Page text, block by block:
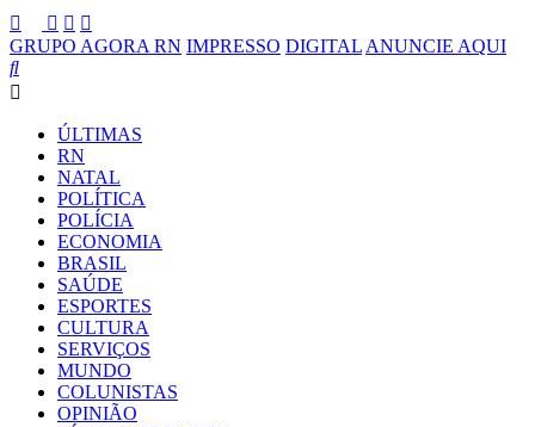
GRUPO AGORA RN IMPRESSO DIGITAL ANUNCIE AQUI
ÚLTIMAS
RN
NATAL
POLÍTICA
POLÍCIA
ECONOMIA
BRASIL
SAÚDE
ESPORTES
CULTURA
SERVIÇOS
MUNDO
COLUNISTAS
OPINIÃO